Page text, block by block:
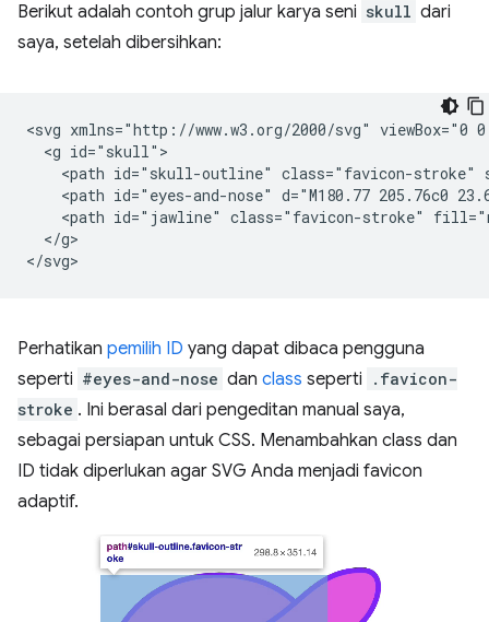
Berikut adalah contoh grup jalur karya seni skull dari
saya, setelah dibersihkan:
<svg xmlns="http://www.w3.org/2000/svg" viewBox="0
  <g id="skull">
<path id="skull-outline" class="favicon-stroke"
<path id="eyes-and-nose" d="M180.77 205.76c0
<path id="jawline" class="favicon-stroke"
  </g>
Perhatikan pemilih ID yang dapat dibaca pengguna
seperti #eyes-and-nose dan class seperti
.favicon-
stroke . Ini berasal dari pengeditan manual saya,
sebagai persiapan untuk CSS. Menambahkan class dan
ID tidak diperlukan agar SVG Anda menjadi favicon
adaptif.